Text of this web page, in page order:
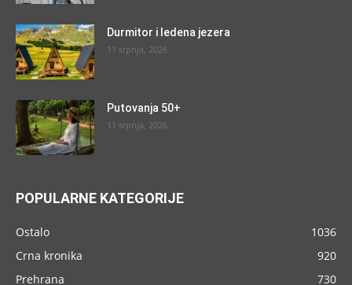
Durmitor i ledena jezera
11 srpnja, 2026
Putovanja 50+
11 srpnja, 2026
POPULARNE KATEGORIJE
Ostalo
1036
Crna kronika
920
Prehrana
730